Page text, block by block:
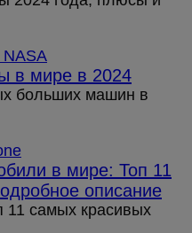
в мире в 2024
больших машин в
в мире: Топ 11
описание
11 самых красивых